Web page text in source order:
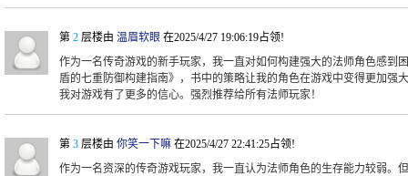
第 2 层楼由 温眉软眼 在2025/4/27 19:06:19占领!
作为一名传奇游戏的新手玩家，我一直对如何构建强大的法师角色感到
盾的七重防御构建指南》，书中的策略让我的角色在游戏中变得更加强
我对游戏有了更多的信心。强烈推荐给所有法师玩家！
第 3 层楼由 你笑一下嘛 在2025/4/27 22:41:25占领!
作为一名资深的传奇游戏玩家，我一直认为法师角色的生存能力较弱。